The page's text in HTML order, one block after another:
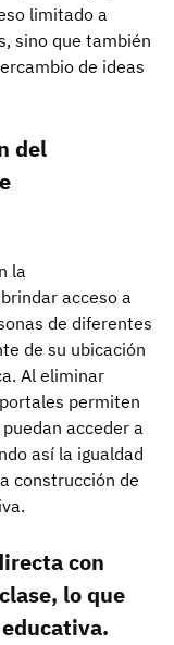
limitado a
sino que también
de ideas
del
la
acceso a
de diferentes
de su ubicación
Al eliminar
permiten
acceder a
así la igualdad
construcción de
con
lo que